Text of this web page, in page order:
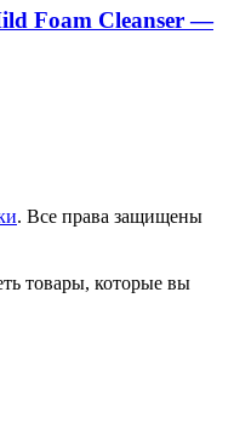
Foam Cleanser —
. Все права защищены
товары, которые вы